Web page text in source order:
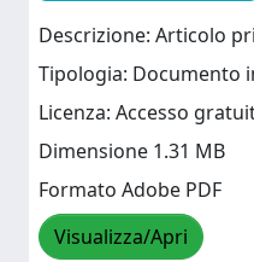
Descrizione: Articolo
Tipologia: Documento
Licenza: Accesso
Dimensione 1.31 MB
Formato Adobe PDF
Visualizza/Apri